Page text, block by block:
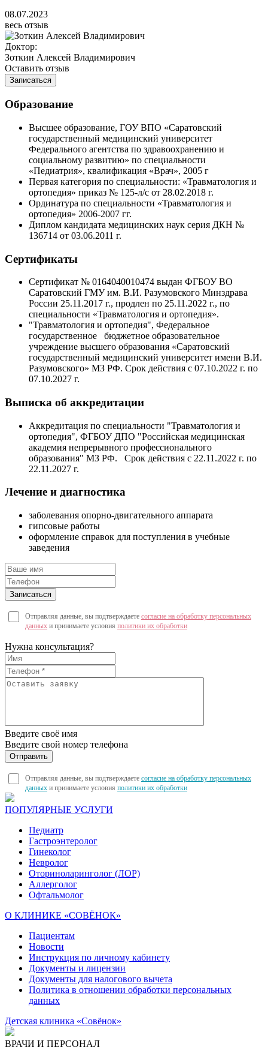
08.07.2023
весь отзыв
Доктор:
Зоткин Алексей Владимирович
Оставить отзыв
Записаться
Образование
Высшее образование, ГОУ ВПО «Саратовский
государственный медицинский университет
Федерального агентства по здравоохранению и
социальному развитию» по специальности
«Педиатрия», квалификация «Врач», 2005 г
Первая категория по специальности: «Травматология и
ортопедия» приказ № 125-л/с от 28.02.2018 г.
Ординатура по специальности «Травматология и
ортопедия» 2006-2007 гг.
Диплом кандидата медицинских наук серия ДКН №
136714 от 03.06.2011 г.
Сертификаты
Сертификат № 0164040010474 выдан ФГБОУ ВО
Саратовский ГМУ им. В.И. Разумовского Минздрава
России 25.11.2017 г., продлен по 25.11.2022 г., по
специальности «Травматология и ортопедия».
"Травматология и ортопедия", Федеральное
государственное бюджетное образовательное
учреждение высшего образования «Саратовский
государственный медицинский университет имени В.И.
Разумовского» МЗ РФ. Срок действия с 07.10.2022 г. по
07.10.2027 г.
Выписка об аккредитации
Аккредитация по специальности "Травматология и
ортопедия", ФГБОУ ДПО "Российская медицинская
академия непрерывного профессионального
образования" МЗ РФ. Срок действия с 22.11.2022 г. по
22.11.2027 г.
Лечение и диагностика
заболевания опорно-двигательного аппарата
гипсовые работы
оформление справок для поступления в учебные
заведения
Отправляя данные, вы подтверждаете согласие на обработку персональных
данных и принимаете условия политики их обработки
Нужна консультация?
Введите своё имя
Введите свой номер телефона
Отправляя данные, вы подтверждаете согласие на обработку персональных
данных и принимаете условия политики их обработки
ПОПУЛЯРНЫЕ УСЛУГИ
Педиатр
Гастроэнтеролог
Гинеколог
Невролог
Оториноларинголог (ЛОР)
Аллерголог
Офтальмолог
О КЛИНИКЕ «СОВЁНОК»
Пациентам
Новости
Инструкция по личному кабинету
Документы и лицензии
Документы для налогового вычета
Политика в отношении обработки персональных
данных
Детская клиника «Совёнок»
ВРАЧИ И ПЕРСОНАЛ